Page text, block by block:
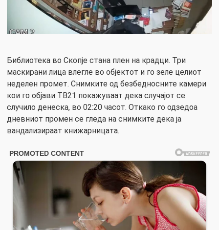
Библиотека во Скопје стана плен на крадци. Три
маскирани лица влегле во објектот и го зеле целиот
неделен промет. Снимките од безбедносните камери
кои го објави ТВ21 покажуваат дека случајот се
случило денеска, во 02:20 часот. Откако го одзедоа
дневниот промен се гледа на снимките дека ја
вандализираат книжарницата.